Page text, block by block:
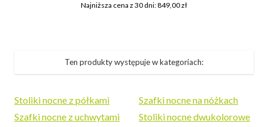
Najniższa cena z 30 dni: 849,00 zł
Ten produkty występuje w kategoriach:
Stoliki nocne z półkami
Szafki nocne na nóżkach
Szafki nocne z uchwytami
Stoliki nocne dwukolorowe